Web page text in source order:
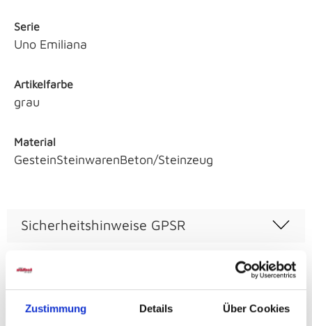
Zustimmung Details Über Cookies
Serie
Uno Emiliana
Artikelfarbe
grau
Material
GesteinSteinwarenBeton/Steinzeug
Sicherheitshinweise GPSR